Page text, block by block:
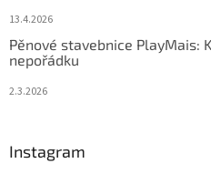
13.4.2026
Pěnové stavebnice PlayMais:
nepořádku
2.3.2026
Instagram